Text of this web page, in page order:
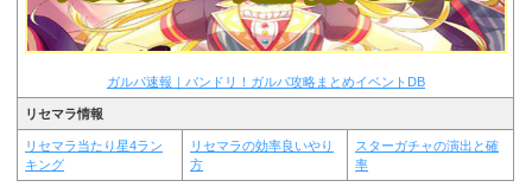
ガルパ速報｜バンドリ！ガルパ攻略まとめイベントDB
リセマラ情報
リセマラ当たり星4ラン
キング
リセマラの効率良いやり
方
スターガチャの演出と確
率